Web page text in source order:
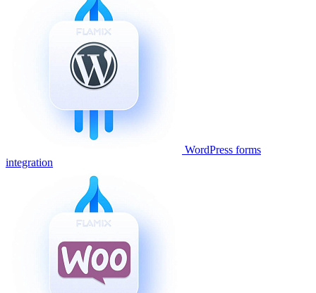
WordPress forms
integration